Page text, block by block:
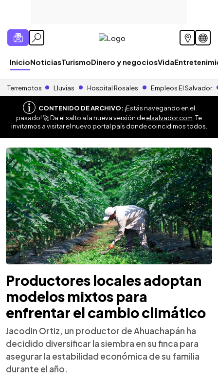
InicioNoticiasTurismoDinero y negociosVida
Terremotos Lluvias Hospital Rosales Empleos El Salvador
CONTENIDO DE ARCHIVO:¡Estás navegando en el
pasado! 🚀 Da el salto a la nueva versión deelsalvador.com . Te
invitamos a visitar el nuevo portal país donde coincidimos todos.
Productores locales adoptan
modelos mixtos para
enfrentar el cambio climático
Jacodin Ortiz, un productor de Ahuachapán ha
decidido diversificar la siembra en su finca para
asegurar la estabilidad económica de su familia
durante el año.